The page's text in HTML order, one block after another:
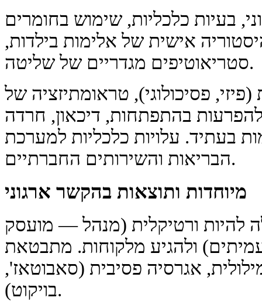
בעיות כלכליות, שימוש בחומרים
אישית של אלימות בילדות,
סטריאוטיפים מגדריים של שליטה.
פסיכולוגי), טראומתיזציה של
בהתפתחות, דיכאון, חרדה
בעתיד. עלויות כלכליות למערכת
הבריאות והשירותים החברתיים.
מיוחדות ותוצאות בהקשר ארגוני
להיות ורטיקלית (מנהל — מועסק
עמיתים) ולהגיע מלקוחות. מתבטאת
מילולית, אגרסיה פסיבית (סאבוטאז',
בויקוט).